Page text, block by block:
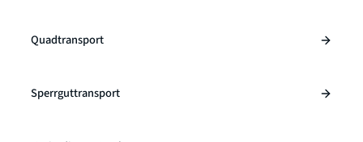
Quadtransport
Sperrguttransport